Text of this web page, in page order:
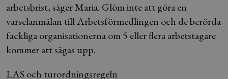
arbetsbrist, säger Maria. Glöm inte att göra en
varselanmälan till Arbetsförmedlingen och de berörda
fackliga organisationerna om 5 eller flera arbetstagare
kommer att sägas upp.
LAS och turordningsregeln